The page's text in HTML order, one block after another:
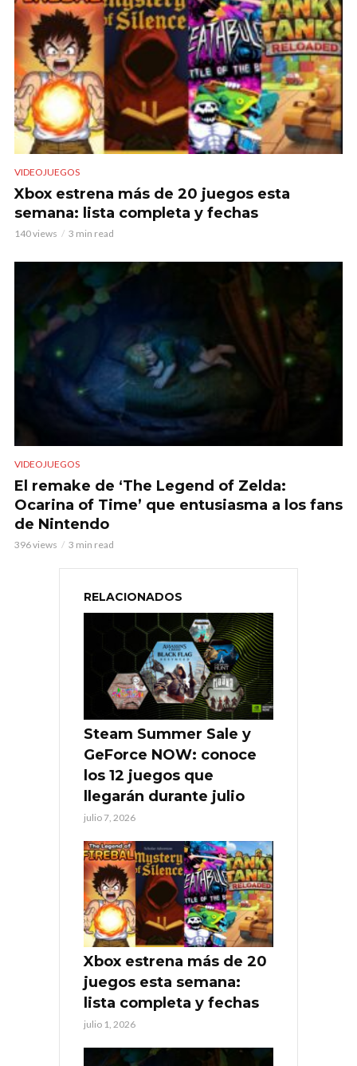
VIDEOJUEGOS
Xbox estrena más de 20 juegos esta
semana: lista completa y fechas
140 views 3 min read
VIDEOJUEGOS
El remake de ‘The Legend of Zelda:
Ocarina of Time’ que entusiasma a los fans
de Nintendo
396 views 3 min read
RELACIONADOS
Steam Summer Sale y
GeForce NOW: conoce
los 12 juegos que
llegarán durante julio
julio 7, 2026
Xbox estrena más de 20
juegos esta semana:
lista completa y fechas
julio 1, 2026